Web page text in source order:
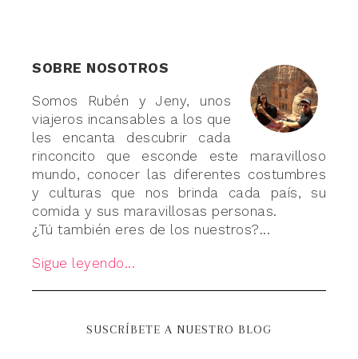
SOBRE NOSOTROS
Somos Rubén y Jeny, unos
viajeros incansables a los que
les encanta descubrir cada
rinconcito que esconde este maravilloso
mundo, conocer las diferentes costumbres
y culturas que nos brinda cada país, su
comida y sus maravillosas personas.
¿Tú también eres de los nuestros?...
Sigue leyendo...
SUSCRÍBETE A NUESTRO BLOG